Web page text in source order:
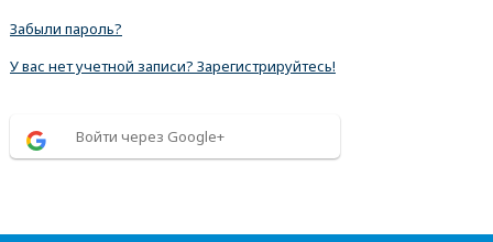
Забыли пароль?
У вас нет учетной записи? Зарегистрируйтесь!
Войти через Google+